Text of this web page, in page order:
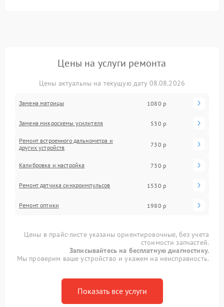
Цены на услуги ремонта
Цены актуальны на текущую дату 08.08.2026
Замена матрицы 1080 р
Замена микросхемы усилителя 530 р
Ремонт встроенного дальнометра и
других устройств
730 р
Калибровка и настройка 730 р
Ремонт датчика синхроимпульсов 1530 р
Ремонт оптики 1980 р
Цены в прайс-листе указаны ориентировочные, без учета
стоимости запчастей.
Записывайтесь на бесплатную диагностику.
Мы проверим ваше устройство и укажем на неисправность.
Показать все услуги